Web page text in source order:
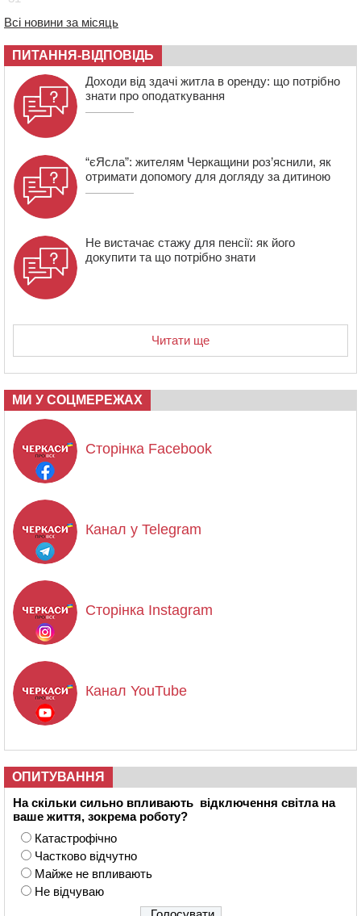
20:54 На Черкащині очікують пік спеки
України з веслування
19:40 Бійці КОРДу Черкащини повернулися з фронту: на
зміну їм вирушили побратими
Всі новини за місяць
ПИТАННЯ-ВІДПОВІДЬ
Доходи від здачі житла в оренду: що потрібно
знати про оподаткування
“єЯсла”: жителям Черкащини роз’яснили, як
отримати допомогу для догляду за дитиною
Не вистачає стажу для пенсії: як його
докупити та що потрібно знати
Читати ще
МИ У СОЦМЕРЕЖАХ
Сторінка Facebook
Канал у Telegram
Сторінка Instagram
Канал YouTube
ОПИТУВАННЯ
На скільки сильно впливають відключення світла на
ваше життя, зокрема роботу?
Катастрофічно
Частково відчутно
Майже не впливають
Не відчуваю